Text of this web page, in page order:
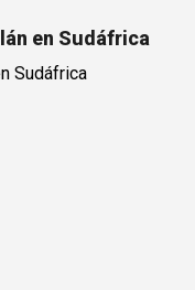
en Sudáfrica